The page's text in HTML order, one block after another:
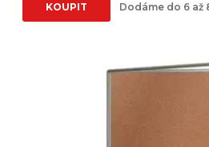
KOUPIT Dodáme do 6 až